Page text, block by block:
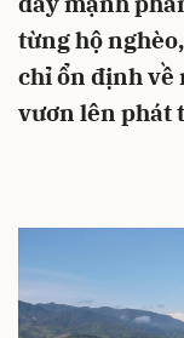
từng hộ
chỉ ổn định về
vươn lên phát